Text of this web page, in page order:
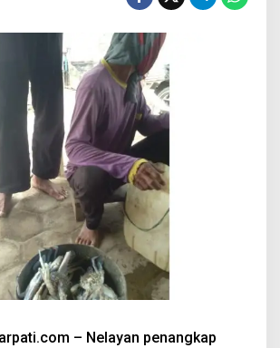
Menjerit
– Nelayan penangkap